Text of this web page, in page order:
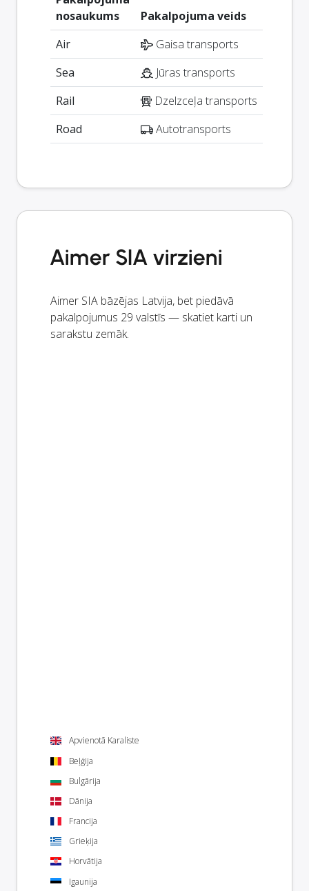
nosaukums
Pakalpojuma veids
Air
Gaisa transports
Sea
Jūras transports
Rail
Dzelzceļa transports
Road
Autotransports
Aimer SIA virzieni
Aimer SIA bāzējas Latvija, bet piedāvā
pakalpojumus 29 valstīs — skatiet karti un
sarakstu zemāk.
Apvienotā Karaliste
Beļģija
Bulgārija
Dānija
Francija
Grieķija
Horvātija
Igaunija